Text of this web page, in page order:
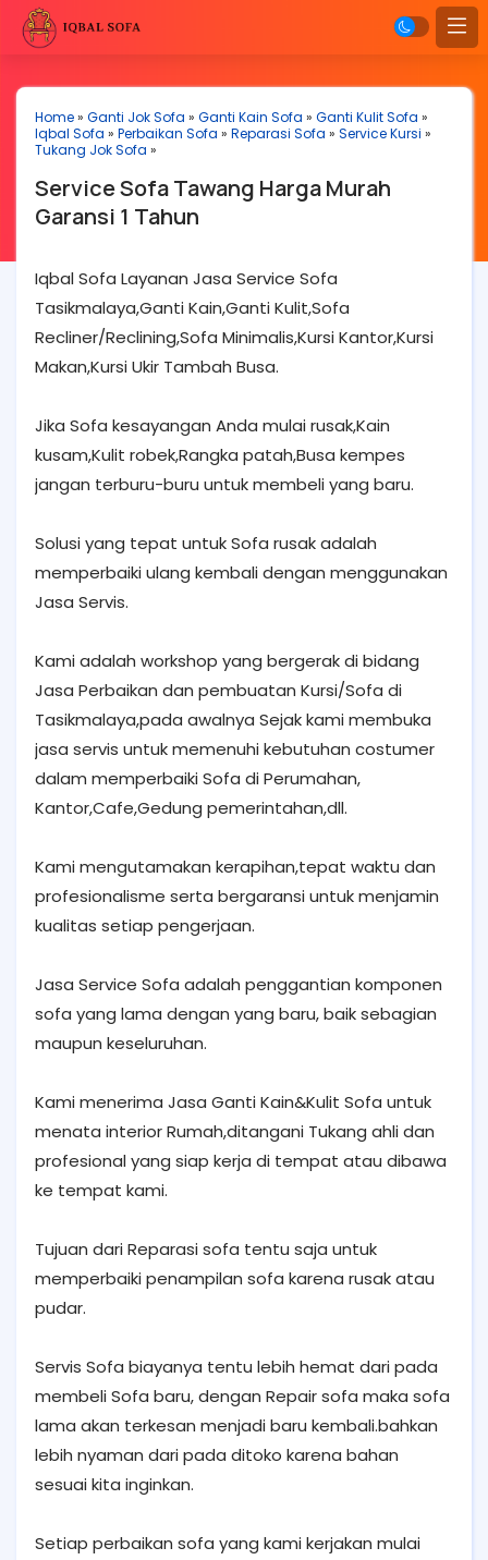
Home» Ganti Jok Sofa » Ganti Kain Sofa » Ganti Kulit Sofa »
Iqbal Sofa » Perbaikan Sofa » Reparasi Sofa » Service Kursi »
Tukang Jok Sofa »
Service Sofa Tawang Harga Murah
Garansi 1 Tahun
Iqbal Sofa Layanan Jasa Service Sofa
Tasikmalaya,Ganti Kain,Ganti Kulit,Sofa
Recliner/Reclining,Sofa Minimalis,Kursi Kantor,Kursi
Makan,Kursi Ukir Tambah Busa.
Jika Sofa kesayangan Anda mulai rusak,Kain
kusam,Kulit robek,Rangka patah,Busa kempes
jangan terburu-buru untuk membeli yang baru.
Solusi yang tepat untuk Sofa rusak adalah
memperbaiki ulang kembali dengan menggunakan
Jasa Servis.
Kami adalah workshop yang bergerak di bidang
Jasa Perbaikan dan pembuatan Kursi/Sofa di
Tasikmalaya,pada awalnya Sejak kami membuka
jasa servis untuk memenuhi kebutuhan costumer
dalam memperbaiki Sofa di Perumahan,
Kantor,Cafe,Gedung pemerintahan,dll.
Kami mengutamakan kerapihan,tepat waktu dan
profesionalisme serta bergaransi untuk menjamin
kualitas setiap pengerjaan.
Jasa Service Sofa adalah penggantian komponen
sofa yang lama dengan yang baru, baik sebagian
maupun keseluruhan.
Kami menerima Jasa Ganti Kain&Kulit Sofa untuk
menata interior Rumah,ditangani Tukang ahli dan
profesional yang siap kerja di tempat atau dibawa
ke tempat kami.
Tujuan dari Reparasi sofa tentu saja untuk
memperbaiki penampilan sofa karena rusak atau
pudar.
Servis Sofa biayanya tentu lebih hemat dari pada
membeli Sofa baru, dengan Repair sofa maka sofa
lama akan terkesan menjadi baru kembali.bahkan
lebih nyaman dari pada ditoko karena bahan
sesuai kita inginkan.
Setiap perbaikan sofa yang kami kerjakan mulai